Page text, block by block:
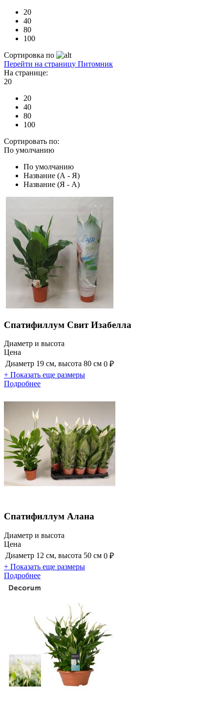
20
40
80
100
Сортировка по
Перейти на страницу Питомник
На странице:
20
20
40
80
100
Сортировать по:
По умолчанию
По умолчанию
Название (А - Я)
Название (Я - А)
Спатифиллум Свит Изабелла
Диаметр и высота
Цена
Диаметр 19 см, высота 80 см 0 ₽
+ Показать еще размеры
Подробнее
Спатифиллум Алана
Диаметр и высота
Цена
Диаметр 12 см, высота 50 см 0 ₽
+ Показать еще размеры
Подробнее